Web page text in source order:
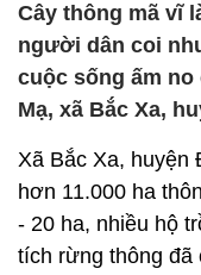
Cây thông mã vĩ
người dân coi
cuộc sống ấm
Mạ, xã Bắc Xa,
Xã Bắc Xa, huyện
hơn 11.000 ha
- 20 ha, nhiều hộ
tích rừng thông đã